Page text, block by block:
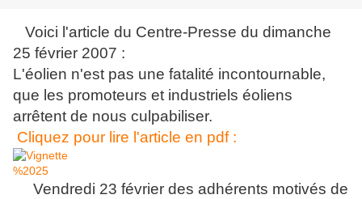
Voici l'article du Centre-Presse du dimanche
25 février 2007 :
L'éolien n'est pas une fatalité incontournable,
que les promoteurs et industriels éoliens
arrêtent de nous culpabiliser.
Cliquez pour lire l'article en pdf :
Vendredi 23 février des adhérents motivés de